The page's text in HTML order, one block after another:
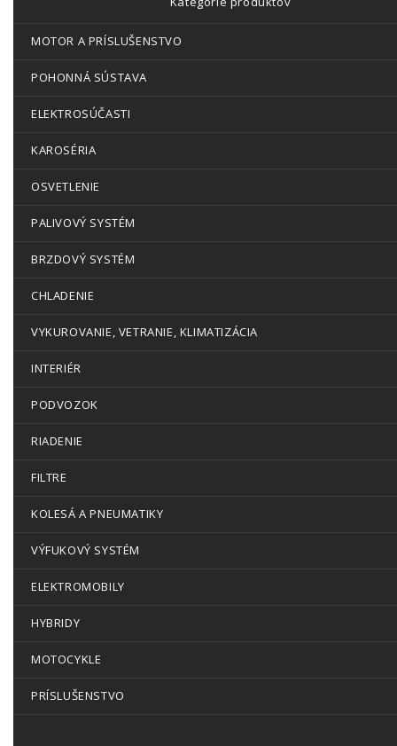
MOTOR A PRÍSLUŠENSTVO
POHONNÁ SÚSTAVA
ELEKTROSÚČASTI
KAROSÉRIA
OSVETLENIE
PALIVOVÝ SYSTÉM
BRZDOVÝ SYSTÉM
CHLADENIE
VYKUROVANIE, VETRANIE, KLIMATIZÁCIA
INTERIÉR
PODVOZOK
RIADENIE
FILTRE
KOLESÁ A PNEUMATIKY
VÝFUKOVÝ SYSTÉM
ELEKTROMOBILY
HYBRIDY
MOTOCYKLE
PRÍSLUŠENSTVO